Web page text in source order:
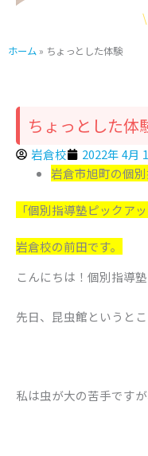
\
ホーム » ちょっとした体験
ちょっとした体
岩倉校 2022年 4月
岩倉市旭町の個
「個別指導塾ピックアッ
岩倉校の前田です。
こんにちは！個別指導
先日、昆虫館というと
私は虫が大の苦手です